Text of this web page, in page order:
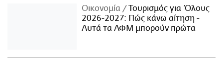
Οικονομία
Τουρισμός για Όλους
2026-2027: Πώς κάνω αίτηση -
Αυτά τα ΑΦΜ μπορούν πρώτα